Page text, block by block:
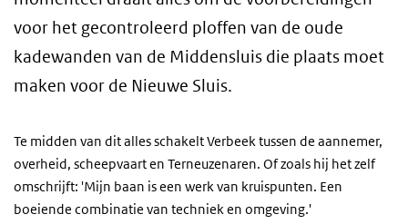
voor het gecontroleerd ploffen van de oude
kadewanden van de Middensluis die plaats moet
maken voor de Nieuwe Sluis.
Te midden van dit alles schakelt Verbeek tussen de aannemer,
overheid, scheepvaart en Terneuzenaren. Of zoals hij het zelf
omschrijft: 'Mijn baan is een werk van kruispunten. Een
boeiende combinatie van techniek en omgeving.'